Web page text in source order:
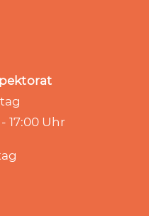
17:00 Uhr